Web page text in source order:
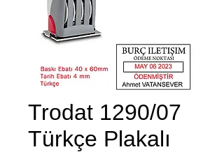
Trodat 1290/07
Türkçe Plakalı